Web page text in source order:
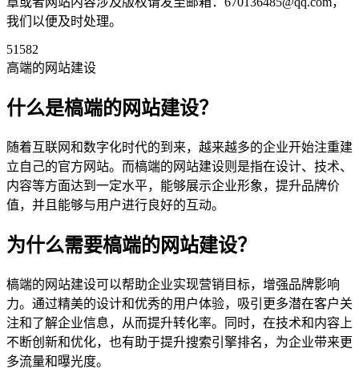
我们以便及时处理。
51582
高端的网站建设
什么是槁端的网站建设？
随着互联网和数字化时代的到来，越来越多的企业开始注重建
立自己的官方网站。而槁端的网站建设则是指在设计、技术、
内容等方面达到一定水平，能够展示企业形象，提升品牌价
值，并且能够与用户进行良好的互动。
为什么需要槁端的网站建设？
槁端的网站建设可以帮助企业实现营销目标，增强品牌影响
力。通过精美的设计和优秀的用户体验，吸引更多潜在客户关
注和了解企业信息，从而提升转化率。同时，在技术和内容上
不断创新和优化，也有助于提升搜索引擎排名，为企业带来更
多流量和曝光度。